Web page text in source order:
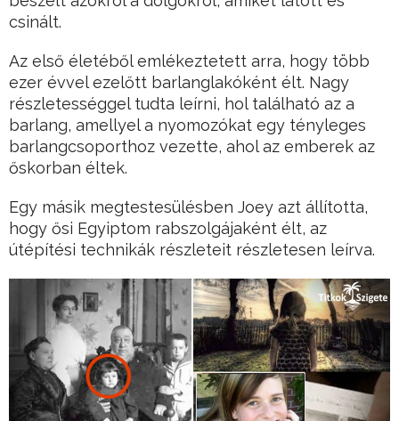
csinált.
Az első életéből emlékeztetett arra, hogy több
ezer évvel ezelőtt barlanglakóként élt. Nagy
részletességgel tudta leírni, hol található az a
barlang, amellyel a nyomozókat egy tényleges
barlangcsoporthoz vezette, ahol az emberek az
őskorban éltek.
Egy másik megtestesülésben Joey azt állította,
hogy ősi Egyiptom rabszolgájaként élt, az
útépítési technikák részleteit részletesen leírva.